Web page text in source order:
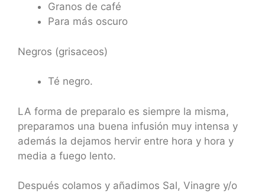
Granos de café
Para más oscuro
Negros (grisaceos)
Té negro.
LA forma de preparalo es siempre la misma,
preparamos una buena infusión muy intensa y
además la dejamos hervir entre hora y hora y
media a fuego lento.
Después colamos y añadimos Sal, Vinagre y/o